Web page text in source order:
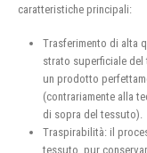
caratteristiche principali:
Trasferimento di alta
strato superficiale
un prodotto
(contrariamente alla
di sopra del tessuto).
Traspirabilità: il
tessuto, pur